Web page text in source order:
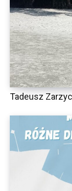
Tadeusz